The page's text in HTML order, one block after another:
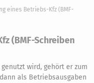
eines Betriebs-Kfz (BMF-
(BMF-Schreiben
wird, gehört er zum
als Betriebsausgaben